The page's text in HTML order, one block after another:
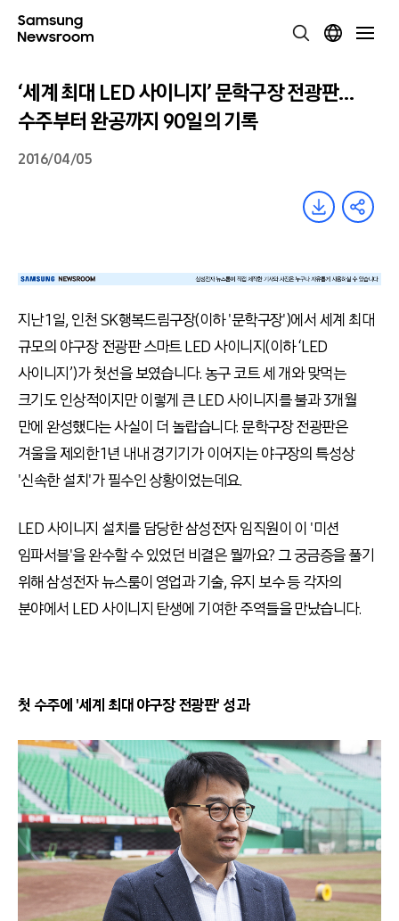
‘세계 최대 LED 사이니지’ 문학구장 전광판…
수주부터 완공까지 90일의 기록
2016/04/05
지난 1일, 인천 SK행복드림구장(이하 '문학구장')에서 세계 최대
규모의 야구장 전광판 스마트 LED 사이니지(이하 ‘LED
사이니지’)가 첫선을 보였습니다. 농구 코트 세 개와 맞먹는
크기도 인상적이지만 이렇게 큰 LED 사이니지를 불과 3개월
만에 완성했다는 사실이 더 놀랍습니다. 문학구장 전광판은
겨울을 제외한 1년 내내 경기기가 이어지는 야구장의 특성상
'신속한 설치'가 필수인 상황이었는데요.
LED 사이니지 설치를 담당한 삼성전자 임직원이 이 '미션
임파서블'을 완수할 수 있었던 비결은 뭘까요? 그 궁금증을 풀기
위해 삼성전자 뉴스룸이 영업과 기술, 유지 보수 등 각자의
분야에서 LED 사이니지 탄생에 기여한 주역들을 만났습니다.
첫 수주에 '세계 최대 야구장 전광판' 성과